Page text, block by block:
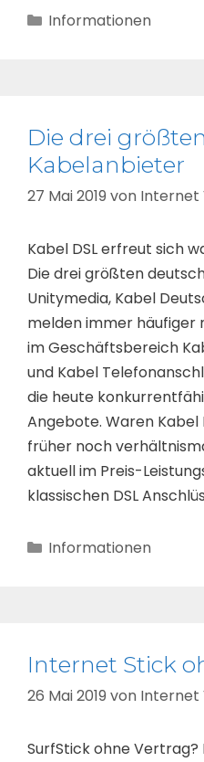
Kategorien
Informationen
Die drei
Kabelanbieter
27 Mai 2019 von Internet
Kabel DSL erfreut sich
Die drei größten
Unitymedia, Kabel
melden immer häufiger
im Geschäftsbereich
und Kabel
die heute
Angebote. Waren
früher noch
aktuell im Preis-
klassischen DSL
Kategorien
Informationen
Internet Stick
26 Mai 2019 von Internet
SurfStick ohne